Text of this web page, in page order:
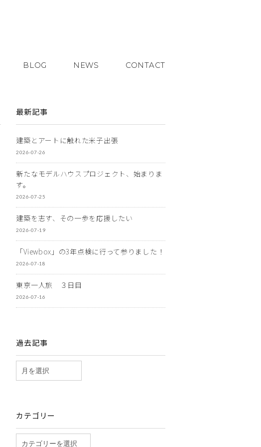
BLOG NEWS CONTACT
最新記事
建築とアートに触れた米子出張
2026-07-26
新たなモデルハウスプロジェクト、始まりま
す。
2026-07-25
建築を志す、その一歩を応援したい
2026-07-19
「Viewbox」の3年点検に行って参りました！
2026-07-18
東京一人旅 ３日目
2026-07-16
過去記事
カテゴリー